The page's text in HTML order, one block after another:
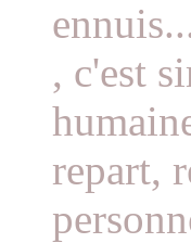
, c'est
repart,